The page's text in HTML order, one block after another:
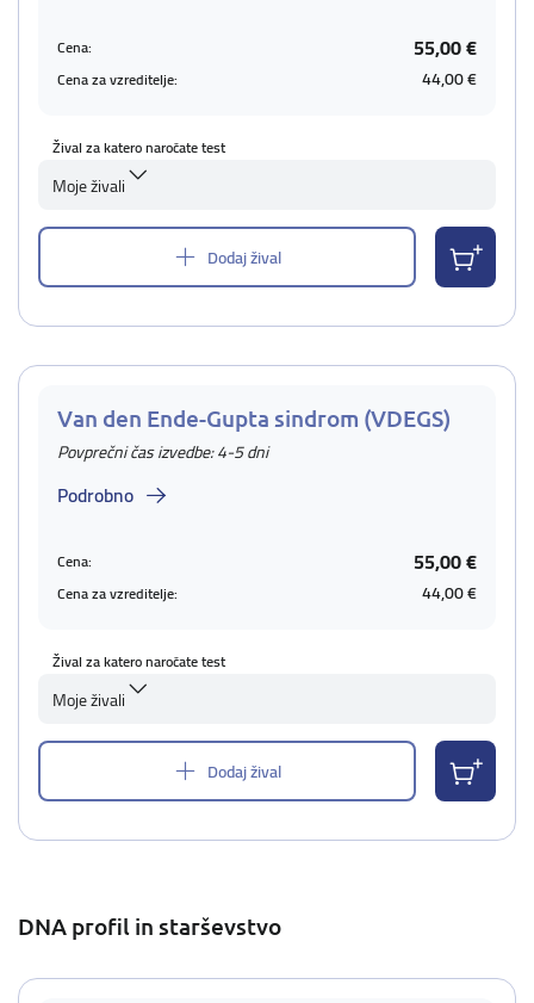
Cena: 55,00 €
Cena za vzreditelje: 44,00 €
Žival za katero naročate test
Moje živali
Dodaj žival
Van den Ende-Gupta sindrom (VDEGS)
Povprečni čas izvedbe: 4-5 dni
Podrobno
Cena: 55,00 €
Cena za vzreditelje: 44,00 €
Žival za katero naročate test
Moje živali
Dodaj žival
DNA profil in starševstvo